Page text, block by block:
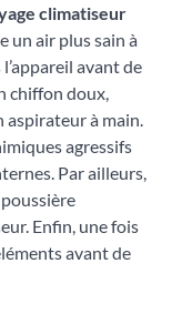
climatiseur
un air plus sain à
avant de
chiffon doux,
aspirateur à main.
agressifs
Par ailleurs,
Enfin, une fois
avant de